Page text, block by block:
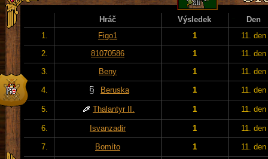
Hráč Výsledek
Den
1.
Figo1 1
11. den
2.
81070586 1
11. den
3.
Beny 1 11. den
4. Beruska 1 11. den
5. Thalantyr II. 1 11. den
6. Isvanzadir 1 11. den
7. Bomíto 1 11. den